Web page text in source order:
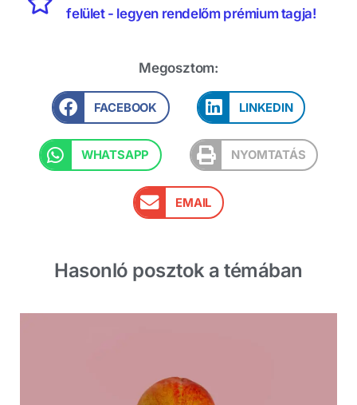
felület - legyen rendelőm prémium tagja!
Megosztom:
FACEBOOK LINKEDIN
WHATSAPP NYOMTATÁS
EMAIL
Hasonló posztok a témában